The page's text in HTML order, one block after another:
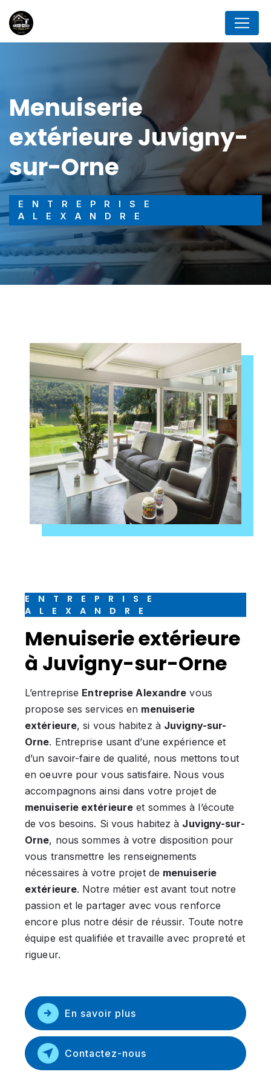
menuiserie
extérieure Juvigny-
sur-Orne
ENTREPRISE
ALEXANDRE
ENTREPRISE
ALEXANDRE
menuiserie extérieure
à Juvigny-sur-Orne
L’entreprise Entreprise Alexandre vous
propose ses services en menuiserie
extérieure, si vous habitez à Juvigny-sur-
Orne. Entreprise usant d’une expérience et
d’un savoir-faire de qualité, nous mettons tout
en oeuvre pour vous satisfaire. Nous vous
accompagnons ainsi dans votre projet de
menuiserie extérieure et sommes à l’écoute
de vos besoins. Si vous habitez à Juvigny-sur-
Orne, nous sommes à votre disposition pour
vous transmettre les renseignements
nécessaires à votre projet de menuiserie
extérieure. Notre métier est avant tout notre
passion et le partager avec vous renforce
encore plus notre désir de réussir. Toute notre
équipe est qualifiée et travaille avec propreté et
rigueur.
En savoir plus
Contactez-nous